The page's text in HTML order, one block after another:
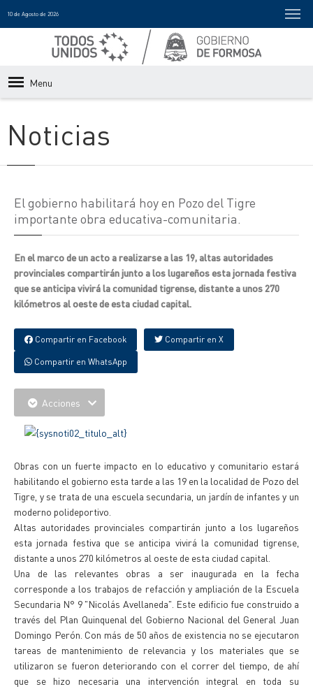
10 de Agosto de 2026
Menu
Noticias
El gobierno habilitará hoy en Pozo del Tigre
importante obra educativa-comunitaria.
En el marco de un acto a realizarse a las 19, altas autoridades
provinciales compartirán junto a los lugareños esta jornada festiva
que se anticipa vivirá la comunidad tigrense, distante a unos 270
kilómetros al oeste de esta ciudad capital.
Compartir en Facebook Compartir en X
Compartir en WhatsApp
Acciones
Obras con un fuerte impacto en lo educativo y comunitario estará
habilitando el gobierno esta tarde a las 19 en la localidad de Pozo del
Tigre, y se trata de una escuela secundaria, un jardín de infantes y un
moderno polideportivo.
Altas autoridades provinciales compartirán junto a los lugareños
esta jornada festiva que se anticipa vivirá la comunidad tigrense,
distante a unos 270 kilómetros al oeste de esta ciudad capital.
Una de las relevantes obras a ser inaugurada en la fecha
corresponde a los trabajos de refacción y ampliación de la Escuela
Secundaria N° 9 "Nicolás Avellaneda". Este edificio fue construido a
través del Plan Quinquenal del Gobierno Nacional del General Juan
Domingo Perón. Con más de 50 años de existencia no se ejecutaron
tareas de mantenimiento de relevancia y los materiales que se
utilizaron se fueron deteriorando con el correr del tiempo, de ahí
que se hizo necesaria una intervención integral en toda su